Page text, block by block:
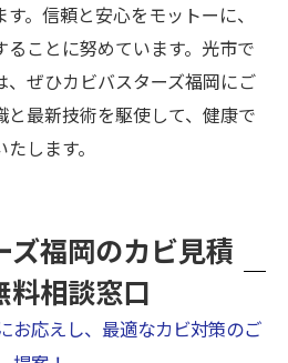
。信頼と安心をモットーに、
ことに努めています。光市で
、ぜひカビバスターズ福岡にご
最新技術を駆使して、健康で
します。
ズ福岡のカビ見積
料相談窓口
お応えし、最適なカビ対策のご